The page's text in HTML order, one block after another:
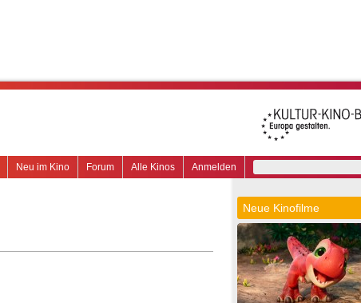
Anmelden
Alle Kinos
Forum
Neu im Kino
Neue Kinofilme